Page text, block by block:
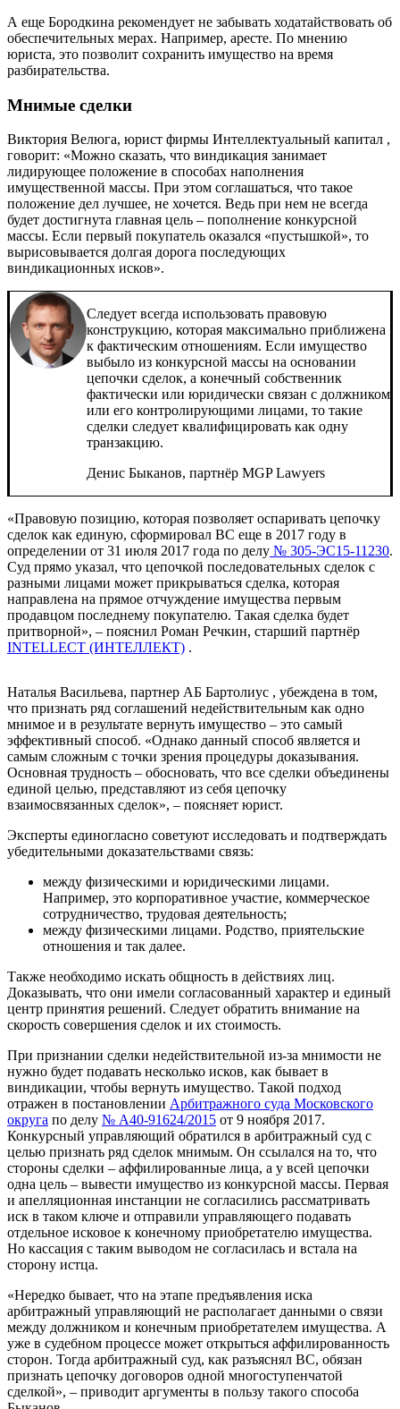
А еще Бородкина рекомендует не забывать ходатайствовать об
обеспечительных мерах. Например, аресте. По мнению
юриста, это позволит сохранить имущество на время
разбирательства.
Мнимые сделки
Виктория Велюга, юрист фирмы Интеллектуальный капитал ,
говорит: «Можно сказать, что виндикация занимает
лидирующее положение в способах наполнения
имущественной массы. При этом соглашаться, что такое
положение дел лучшее, не хочется. Ведь при нем не всегда
будет достигнута главная цель – пополнение конкурсной
массы. Если первый покупатель оказался «пустышкой», то
вырисовывается долгая дорога последующих
виндикационных исков».
Следует всегда использовать правовую
конструкцию, которая максимально приближена
к фактическим отношениям. Если имущество
выбыло из конкурсной массы на основании
цепочки сделок, а конечный собственник
фактически или юридически связан с должником
или его контролирующими лицами, то такие
сделки следует квалифицировать как одну
транзакцию.
Денис Быканов, партнёр MGP Lawyers
«Правовую позицию, которая позволяет оспаривать цепочку
сделок как единую, сформировал ВС еще в 2017 году в
определении от 31 июля 2017 года по делу № 305-ЭС15-11230.
Суд прямо указал, что цепочкой последовательных сделок с
разными лицами может прикрываться сделка, которая
направлена на прямое отчуждение имущества первым
продавцом последнему покупателю. Такая сделка будет
притворной», – пояснил Роман Речкин, старший партнёр
INTELLECT (ИНТЕЛЛЕКТ) .
Наталья Васильева, партнер АБ Бартолиус , убеждена в том,
что признать ряд соглашений недействительным как одно
мнимое и в результате вернуть имущество – это самый
эффективный способ. «Однако данный способ является и
самым сложным с точки зрения процедуры доказывания.
Основная трудность – обосновать, что все сделки объединены
единой целью, представляют из себя цепочку
взаимосвязанных сделок», – поясняет юрист.
Эксперты единогласно советуют исследовать и подтверждать
убедительными доказательствами связь:
между физическими и юридическими лицами.
Например, это корпоративное участие, коммерческое
сотрудничество, трудовая деятельность;
между физическими лицами. Родство, приятельские
отношения и так далее.
Также необходимо искать общность в действиях лиц.
Доказывать, что они имели согласованный характер и единый
центр принятия решений. Следует обратить внимание на
скорость совершения сделок и их стоимость.
При признании сделки недействительной из-за мнимости не
нужно будет подавать несколько исков, как бывает в
виндикации, чтобы вернуть имущество. Такой подход
отражен в постановлении Арбитражного суда Московского
округа по делу № А40-91624/2015 от 9 ноября 2017.
Конкурсный управляющий обратился в арбитражный суд с
целью признать ряд сделок мнимым. Он ссылался на то, что
стороны сделки – аффилированные лица, а у всей цепочки
одна цель – вывести имущество из конкурсной массы. Первая
и апелляционная инстанции не согласились рассматривать
иск в таком ключе и отправили управляющего подавать
отдельное исковое к конечному приобретателю имущества.
Но кассация с таким выводом не согласилась и встала на
сторону истца.
«Нередко бывает, что на этапе предъявления иска
арбитражный управляющий не располагает данными о связи
между должником и конечным приобретателем имущества. А
уже в судебном процессе может открыться аффилированность
сторон. Тогда арбитражный суд, как разъяснял ВС, обязан
признать цепочку договоров одной многоступенчатой
сделкой», – приводит аргументы в пользу такого способа